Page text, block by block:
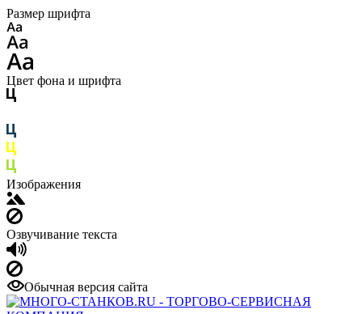
Размер шрифта
Цвет фона и шрифта
Изображения
Озвучивание текста
Обычная версия сайта